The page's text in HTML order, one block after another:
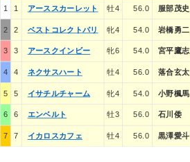
1 1 アーススカーレット 牡4 56.0 服部茂史
2 2 ベストコレクトパリ 牝4 54.0 岩橋勇二
3 3 アースクインビー 牝6 54.0 宮平鷹志
4 4 ネクサスハート 牡4 56.0 落合玄太
5 5 イサチルチャーム 牝4 54.0 小野楓馬
6 6 エンベルト 牡3 56.0 石川倭
7 7 イカロスカフェ 牡4 56.0 黒澤愛斗